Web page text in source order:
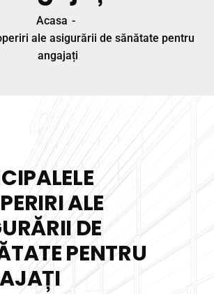
Acasa
ale asigurării de sănătate pentru
angajați
ALE
DE
PENTRU